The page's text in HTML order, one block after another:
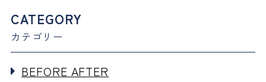
CATEGORY
カテゴリー
BEFORE AFTER